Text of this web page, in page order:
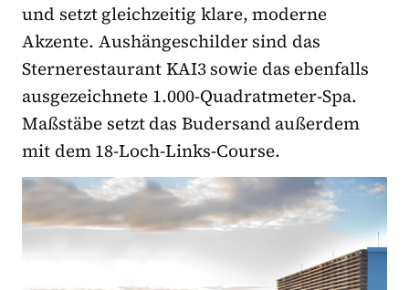
und setzt gleichzeitig klare, moderne
Akzente. Aushängeschilder sind das
Sternerestaurant KAI3 sowie das ebenfalls
ausgezeichnete 1.000-Quadratmeter-Spa.
Maßstäbe setzt das Budersand außerdem
mit dem 18-Loch-Links-Course.